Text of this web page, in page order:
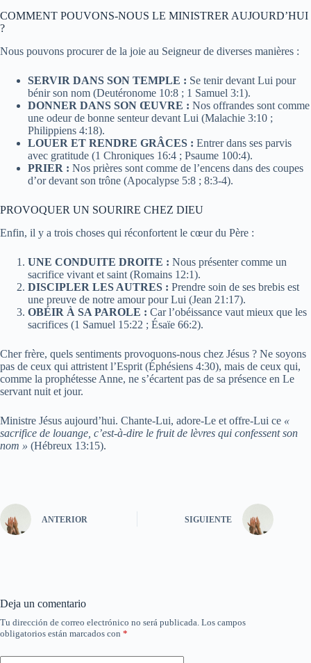
COMMENT POUVONS-NOUS LE MINISTRER AUJOURD’HUI
?
Nous pouvons procurer de la joie au Seigneur de diverses manières :
SERVIR DANS SON TEMPLE : Se tenir devant Lui pour
bénir son nom (Deutéronome 10:8 ; 1 Samuel 3:1).
DONNER DANS SON ŒUVRE : Nos offrandes sont comme
une odeur de bonne senteur devant Lui (Malachie 3:10 ;
Philippiens 4:18).
LOUER ET RENDRE GRÂCES : Entrer dans ses parvis
avec gratitude (1 Chroniques 16:4 ; Psaume 100:4).
PRIER : Nos prières sont comme de l’encens dans des coupes
d’or devant son trône (Apocalypse 5:8 ; 8:3-4).
PROVOQUER UN SOURIRE CHEZ DIEU
Enfin, il y a trois choses qui réconfortent le cœur du Père :
UNE CONDUITE DROITE : Nous présenter comme un
sacrifice vivant et saint (Romains 12:1).
DISCIPLER LES AUTRES : Prendre soin de ses brebis est
une preuve de notre amour pour Lui (Jean 21:17).
OBÉIR À SA PAROLE : Car l’obéissance vaut mieux que les
sacrifices (1 Samuel 15:22 ; Ésaïe 66:2).
Cher frère, quels sentiments provoquons-nous chez Jésus ? Ne soyons
pas de ceux qui attristent l’Esprit (Éphésiens 4:30), mais de ceux qui,
comme la prophétesse Anne, ne s’écartent pas de sa présence en Le
servant nuit et jour.
Ministre Jésus aujourd’hui. Chante-Lui, adore-Le et offre-Lui ce «
sacrifice de louange, c’est-à-dire le fruit de lèvres qui confessent son
nom » (Hébreux 13:15).
ANTERIOR SIGUIENTE
Deja un comentario
Tu dirección de correo electrónico no será publicada. Los campos
obligatorios están marcados con *